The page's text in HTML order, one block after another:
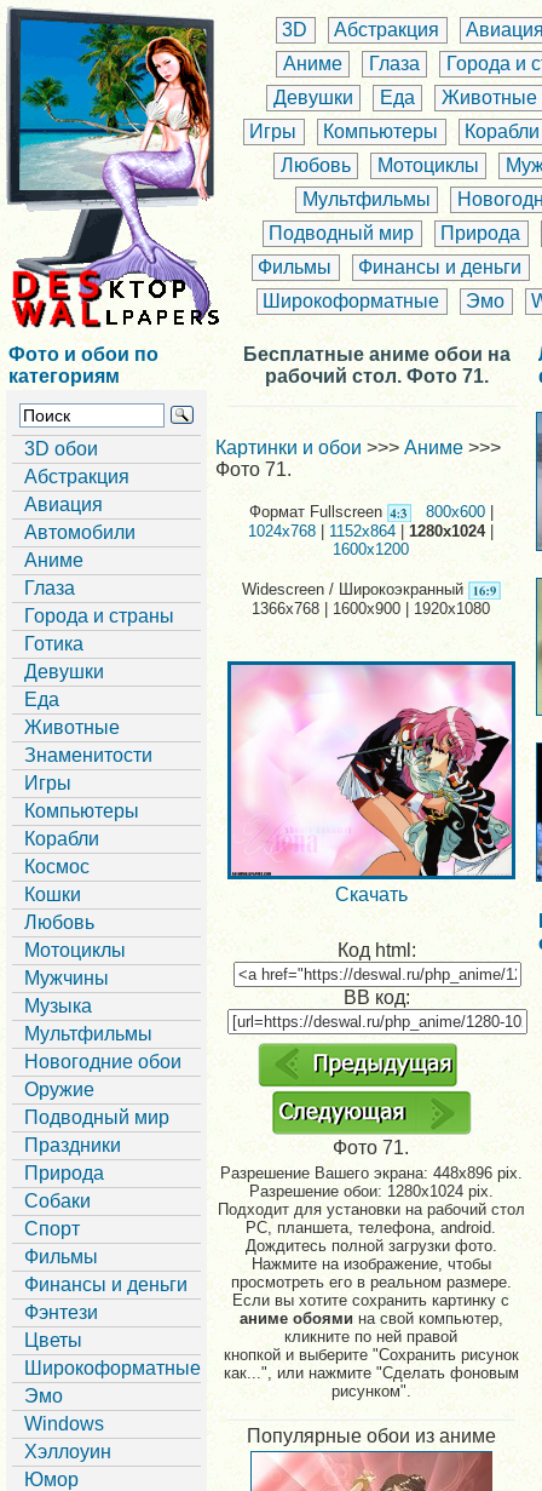
3D Абстракция
Аниме
Глаза
Города и
Девушки
Еда
Животные
Игры
Компьютеры
Корабли
Любовь
Мотоциклы
Мультфильмы
Подводный мир
Природа
Фильмы
Финансы и деньги
Широкоформатные
Эмо
Фото и обои по
категориям
3D обои
Абстракция
Авиация
Автомобили
Аниме
Глаза
Города и страны
Готика
Девушки
Еда
Животные
Знаменитости
Игры
Компьютеры
Корабли
Космос
Кошки
Любовь
Мотоциклы
Мужчины
Музыка
Мультфильмы
Новогодние обои
Оружие
Подводный мир
Праздники
Природа
Собаки
Спорт
Фильмы
Финансы и деньги
Фэнтези
Цветы
Широкоформатные
Эмо
Windows
Хэллоуин
Юмор
Бесплатные аниме обои на
рабочий стол. Фото 71.
Картинки и обои >>> Аниме >>>
Фото 71.
Формат Fullscreen 800x600
1024x768
1152x864|1280x1024|
1600x1200
Widescreen / Широкоэкранный
1366x768 | 1600x900 | 1920x1080
Скачать
Код html:
BB код:
Фото 71.
Разрешение Вашего экрана: 448x896 pix.
Разрешение обои: 1280x1024 pix.
Подходит для установки на рабочий стол
PC, планшета, телефона, android.
Дождитесь полной загрузки фото.
Нажмите на изображение, чтобы
просмотреть его в реальном размере.
Если вы хотите сохранить картинку с
аниме обоямина свой компьютер,
кликните по ней правой
кнопкой и выберите "Сохранить рисунок
как...", или нажмите "Сделать фоновым
рисунком".
Популярные обои из аниме